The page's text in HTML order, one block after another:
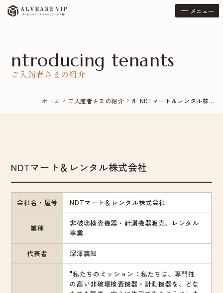
メニュー
ntroducing tenants
ご入館者さまの紹介
ホーム chevron_right ご入館者さまの紹介 chevron_right 2F NDTマート＆レンタル株...
NDTマート＆レンタル株式会社
会社名・屋号 NDTマート＆レンタル株式会社
業種
非破壊検査機器・計測機器販売、レンタル
事業
代表者 深澤義知
"私たちのミッション：私たちは、専門性
の高い非破壊検査機器・計測機器を、どな